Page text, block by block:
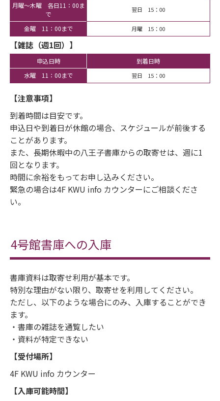
月曜～木曜 各日11：00ま
で
翌日 15：00
金曜 11：00まで 月曜 15：00
【雑誌（週1回）】
申込日時
到着日時
水曜 11：00まで
翌日 15：00
【注意事項】
到着時間は目安です。
申込日や到着日が休館の場合、スケジュールが前後する
ことがあります。
また、長期休暇中の八王子書庫からの取寄せは、週に1
回となります。
時間に余裕をもってお申し込みください。
緊急の場合は4F KWU info カウンターにご相談くださ
い。
4号館書庫への入庫
書庫資料は取寄せ利用が基本です。
特別な理由がない限り、取寄せを利用してください。
ただし、以下のような場合にのみ、入庫することができ
ます。
・書庫の雑誌を通覧したい
・資料が特定できない
【受付場所】
4F KWU info カウンター
【入庫可能時間】